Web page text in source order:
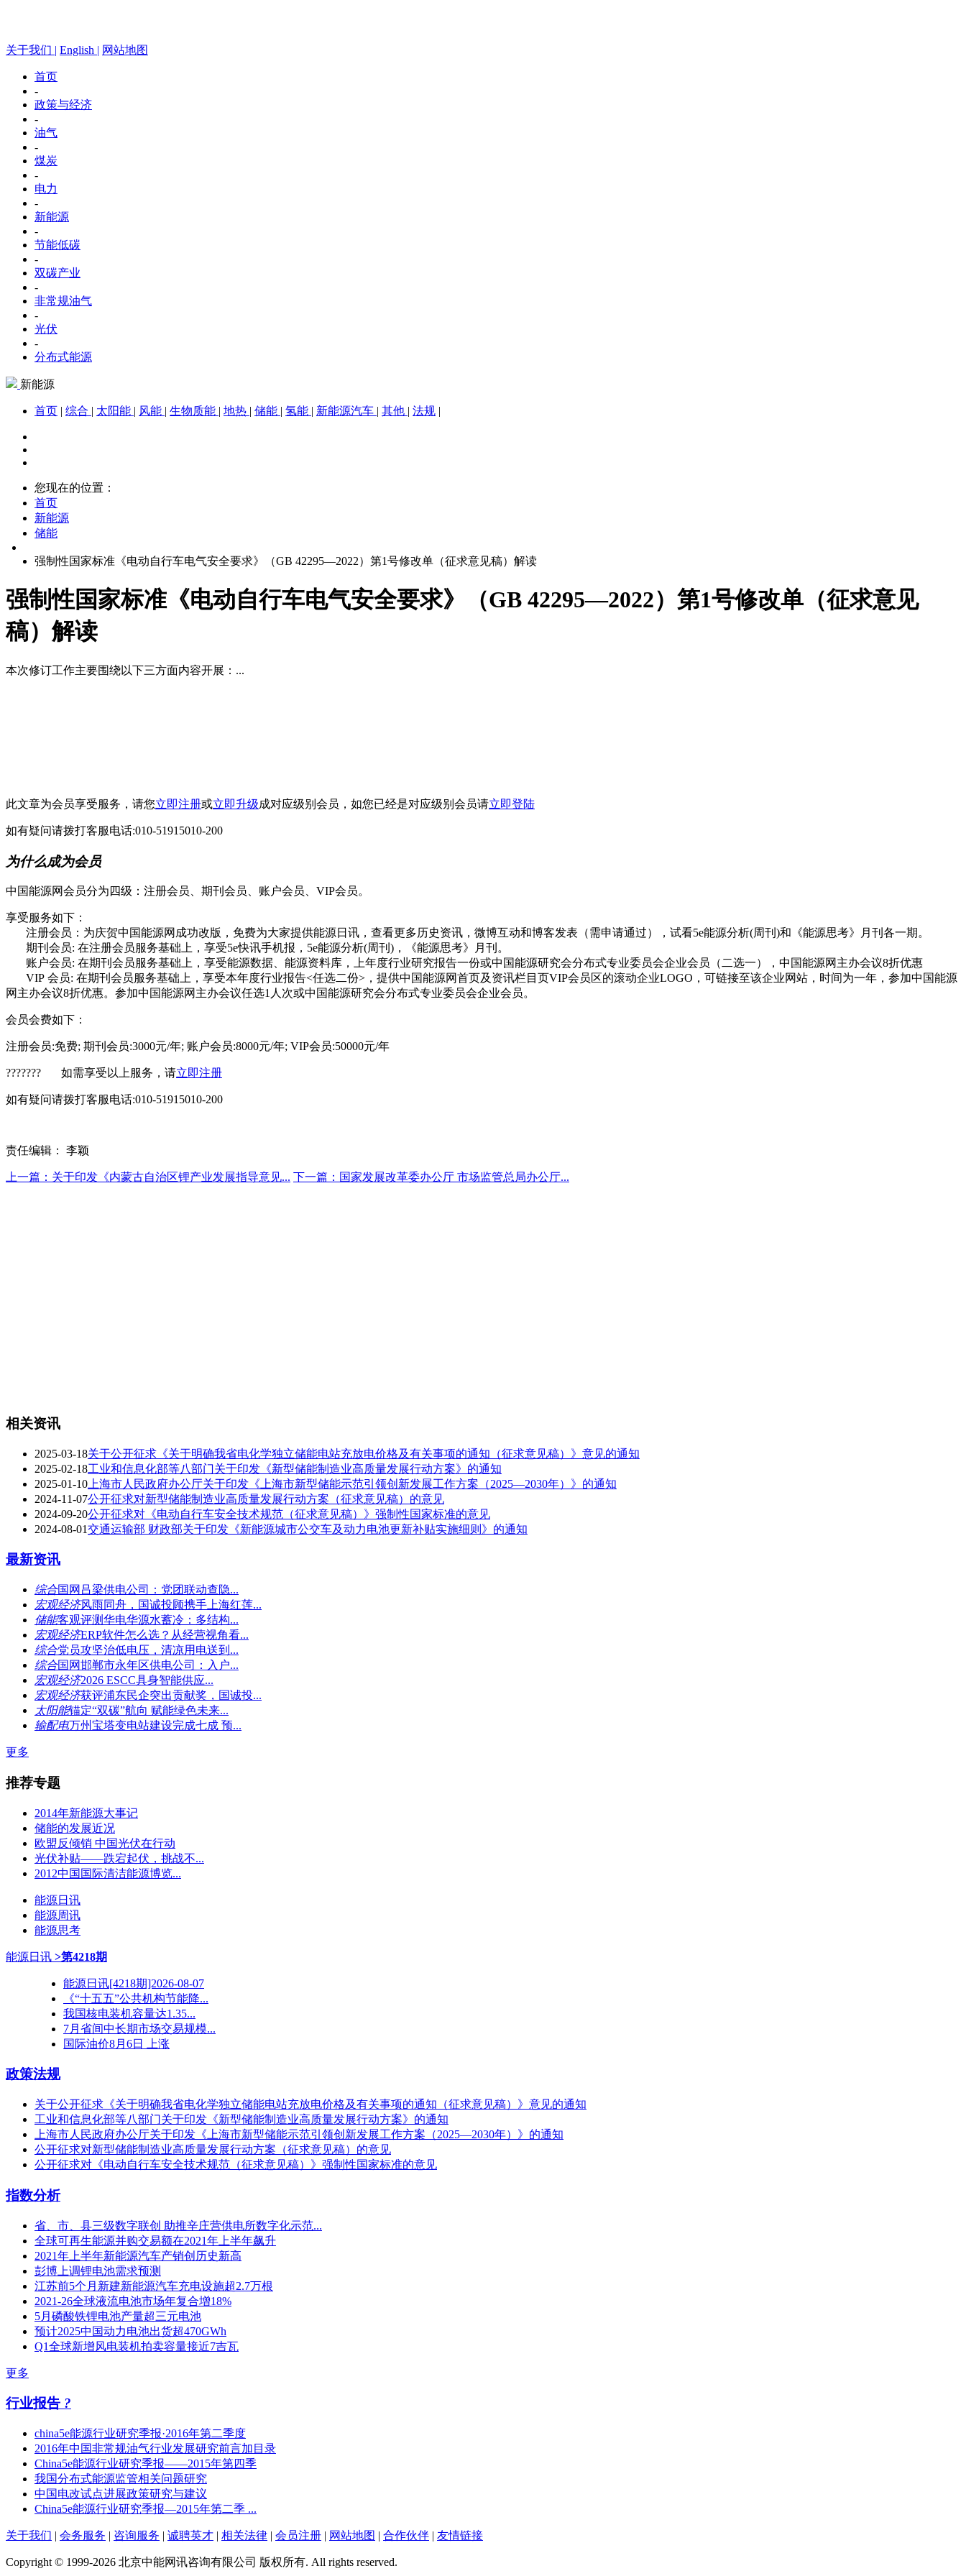
关于我们 | English | 网站地图
首页
-
政策与经济
-
油气
-
煤炭
-
电力
-
新能源
-
节能低碳
-
双碳产业
-
非常规油气
-
光伏
-
分布式能源
新能源
首页 | 综合 | 太阳能 | 风能 | 生物质能 | 地热 | 储能 | 氢能 | 新能源汽车 | 其他 | 法规 |
您现在的位置：
首页
新能源
储能
强制性国家标准《电动自行车电气安全要求》（GB 42295—2022）第1号修改单（征求意见稿）解读
强制性国家标准《电动自行车电气安全要求》（GB 42295—2022）第1号修改单（征求意见
稿）解读
本次修订工作主要围绕以下三方面内容开展：...
此文章为会员享受服务，请您立即注册或立即升级成对应级别会员，如您已经是对应级别会员请立即登陆
如有疑问请拨打客服电话:010-51915010-200
为什么成为会员
中国能源网会员分为四级：注册会员、期刊会员、账户会员、VIP会员。
享受服务如下：
注册会员：为庆贺中国能源网成功改版，免费为大家提供能源日讯，查看更多历史资讯，微博互动和博客发表（需申请通过），试看5e能源分析(周刊)和《能源思考》月刊各一期。
期刊会员: 在注册会员服务基础上，享受5e快讯手机报，5e能源分析(周刊)，《能源思考》月刊。
账户会员: 在期刊会员服务基础上，享受能源数据、能源资料库，上年度行业研究报告一份或中国能源研究会分布式专业委员会企业会员（二选一），中国能源网主办会议8折优惠
VIP 会员: 在期刊会员服务基础上，享受本年度行业报告<任选二份>，提供中国能源网首页及资讯栏目页VIP会员区的滚动企业LOGO，可链接至该企业网站，时间为一年，参加中国能源
网主办会议8折优惠。参加中国能源网主办会议任选1人次或中国能源研究会分布式专业委员会企业会员。
会员会费如下：
注册会员:免费; 期刊会员:3000元/年; 账户会员:8000元/年; VIP会员:50000元/年
??????? 如需享受以上服务，请立即注册
如有疑问请拨打客服电话:010-51915010-200
责任编辑： 李颖
上一篇：关于印发《内蒙古自治区锂产业发展指导意见... 下一篇：国家发展改革委办公厅 市场监管总局办公厅...
相关资讯
2025-03-18关于公开征求《关于明确我省电化学独立储能电站充放电价格及有关事项的通知（征求意见稿）》意见的通知
2025-02-18工业和信息化部等八部门关于印发《新型储能制造业高质量发展行动方案》的通知
2025-01-10 上海市人民政府办公厅关于印发《上海市新型储能示范引领创新发展工作方案（2025—2030年）》的通知
2024-11-07公开征求对新型储能制造业高质量发展行动方案（征求意见稿）的意见
2024-09-20公开征求对《电动自行车安全技术规范（征求意见稿）》强制性国家标准的意见
2024-08-01交通运输部 财政部关于印发《新能源城市公交车及动力电池更新补贴实施细则》的通知
最新资讯
综合国网吕梁供电公司：党团联动查隐...
宏观经济风雨同舟，国诚投顾携手上海红莲...
储能客观评测华电华源水蓄冷：多结构...
宏观经济ERP软件怎么选？从经营视角看...
综合党员攻坚治低电压，清凉用电送到...
综合国网邯郸市永年区供电公司：入户...
宏观经济2026 ESCC具身智能供应...
宏观经济获评浦东民企突出贡献奖，国诚投...
太阳能锚定“双碳”航向 赋能绿色未来...
输配电万州宝塔变电站建设完成七成 预...
更多
推荐专题
2014年新能源大事记
储能的发展近况
欧盟反倾销 中国光伏在行动
光伏补贴——跌宕起伏，挑战不...
2012中国国际清洁能源博览...
能源日讯
能源周讯
能源思考
能源日讯 >第4218期
能源日讯[4218期]2026-08-07
《“十五五”公共机构节能降...
我国核电装机容量达1.35...
7月省间中长期市场交易规模...
国际油价8月6日 上涨
政策法规
关于公开征求《关于明确我省电化学独立储能电站充放电价格及有关事项的通知（征求意见稿）》意见的通知
工业和信息化部等八部门关于印发《新型储能制造业高质量发展行动方案》的通知
上海市人民政府办公厅关于印发《上海市新型储能示范引领创新发展工作方案（2025—2030年）》的通知
公开征求对新型储能制造业高质量发展行动方案（征求意见稿）的意见
公开征求对《电动自行车安全技术规范（征求意见稿）》强制性国家标准的意见
指数分析
省、市、县三级数字联创 助推辛庄营供电所数字化示范...
全球可再生能源并购交易额在2021年上半年飙升
2021年上半年新能源汽车产销创历史新高
彭博上调锂电池需求预测
江苏​前5个月新建新能源汽车充电设施超2.7万根
2021-26全球液流电池市场年复合增18%
5月磷酸铁锂电池产量超三元电池
预计2025中国动力电池出货超470GWh
Q1全球新增风电装机拍卖容量接近7吉瓦
更多
行业报告 ?
china5e能源行业研究季报·2016年第二季度
2016年中国非常规油气行业发展研究前言加目录
China5e能源行业研究季报——2015年第四季
我国分布式能源监管相关问题研究
中国电改试点进展政策研究与建议
China5e能源行业研究季报—2015年第二季 ...
关于我们 | 会务服务 | 咨询服务 | 诚聘英才 | 相关法律 | 会员注册 | 网站地图 | 合作伙伴 | 友情链接
Copyright © 1999-2026 北京中能网讯咨询有限公司 版权所有. All rights reserved.